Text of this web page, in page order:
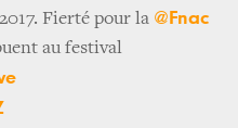
Fierté pour la @Fnac
au festival